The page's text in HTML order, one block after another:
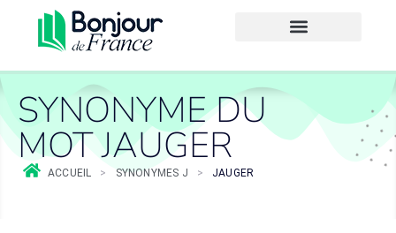
SYNONYME DU
MOT JAUGER
ACCUEIL > SYNONYMES J > JAUGER